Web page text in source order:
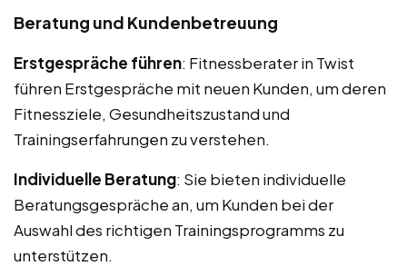
Beratung und Kundenbetreuung
Erstgespräche führen: Fitnessberater in Twist
führen Erstgespräche mit neuen Kunden, um deren
Fitnessziele, Gesundheitszustand und
Trainingserfahrungen zu verstehen.
Individuelle Beratung: Sie bieten individuelle
Beratungsgespräche an, um Kunden bei der
Auswahl des richtigen Trainingsprogramms zu
unterstützen.